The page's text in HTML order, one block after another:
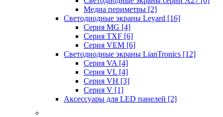
Медиа периметры [2]
Светодиодные экраны Leyard [16]
Серия MG [4]
Серия TXF [6]
Серия VEM [6]
Светодиодные экраны LianTronics [12]
Серия VA [4]
Серия VL [4]
Серия VH [3]
Серия V [1]
Аксессуары для LED панелей [2]